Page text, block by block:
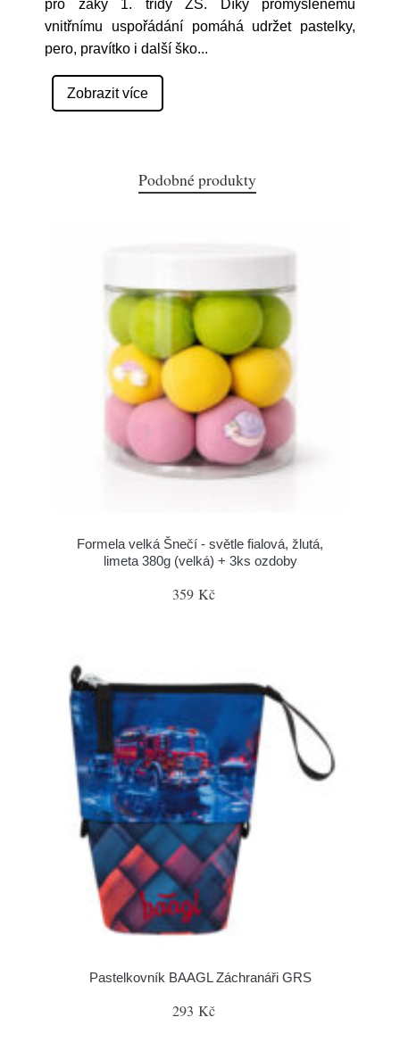
pro žáky 1. třídy ZŠ. Díky promyšlenému
vnitřnímu uspořádání pomáhá udržet pastelky,
pero, pravítko i další ško...
Zobrazit více
Podobné produkty
Formela velká Šnečí - světle fialová, žlutá,
limeta 380g (velká) + 3ks ozdoby
359 Kč
Pastelkovník BAAGL Záchranáři GRS
293 Kč